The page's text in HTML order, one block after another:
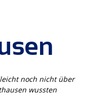
noch nicht über
wussten